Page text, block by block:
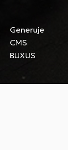
Generuje
CMS
BUXUS